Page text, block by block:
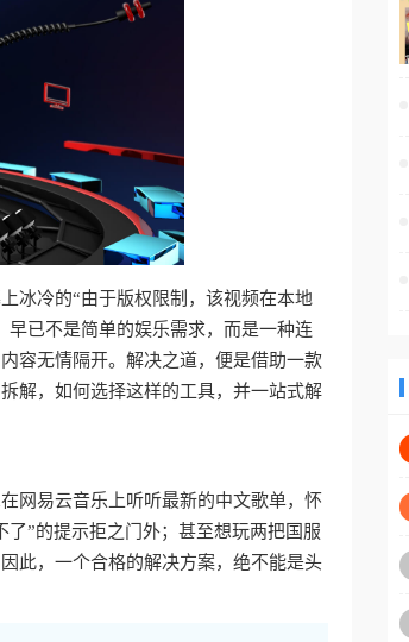
冰冷的“由于版权限制，该视频在本地
已不是简单的娱乐需求，而是一种连
容无情隔开。解决之道，便是借助一款
解，如何选择这样的工具，并一站式解
网易云音乐上听听最新的中文歌单，怀
”的提示拒之门外；甚至想玩两把国服
此，一个合格的解决方案，绝不能是头